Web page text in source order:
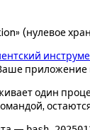
(нулевое
приложение
один